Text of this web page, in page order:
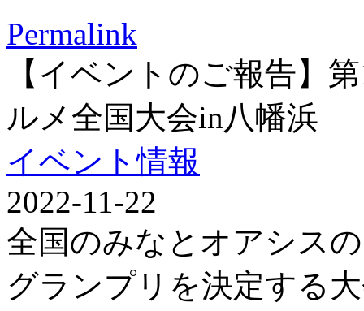
Permalink
【イベントのご報告】
ルメ全国大会in八幡浜
イベント情報
2022-11-22
全国のみなとオアシス
グランプリを決定する